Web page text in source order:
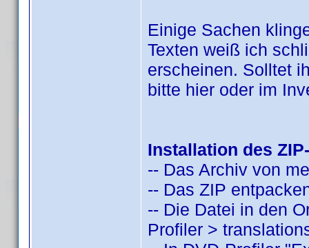
Einige Sachen
Texten weiß ich
erscheinen. Solltet
bitte hier oder im
Installation des
-- Das Archiv von
-- Das ZIP
-- Die Datei in den
Profiler >